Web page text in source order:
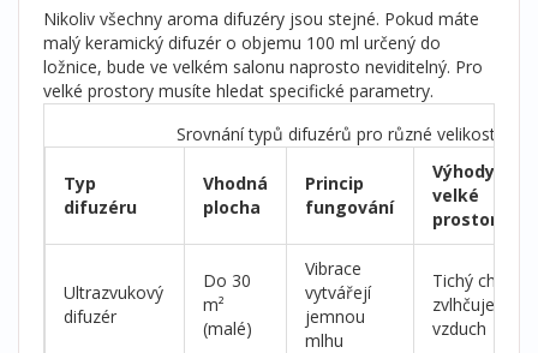
Nikoliv všechny aroma difuzéry jsou stejné. Pokud máte
malý keramický difuzér o objemu 100 ml určený do
ložnice, bude ve velkém salonu naprosto neviditelný. Pro
velké prostory musíte hledat specifické parametry.
Srovnání typů difuzérů pro různé velikosti
Typ
difuzéru
Vhodná
plocha
Princip
fungování
Výhody pro
velké
prostory
Ultrazvukový
difuzér
Do 30
m²
(malé)
Vibrace
vytvářejí
jemnou
mlhu
Tichý chod,
zvlhčuje
vzduch